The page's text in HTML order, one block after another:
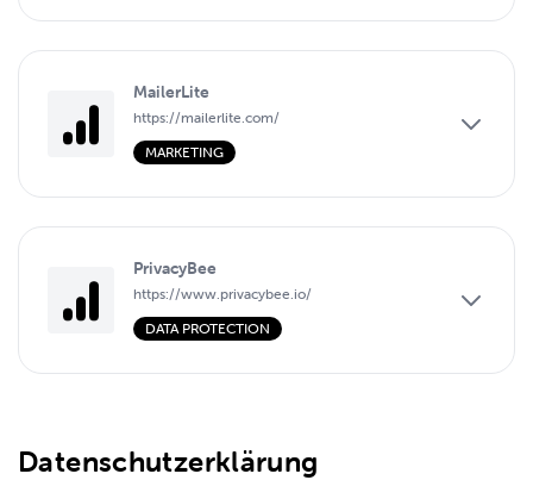
MailerLite
https://mailerlite.com/
MARKETING
PrivacyBee
https://www.privacybee.io/
DATA PROTECTION
Datenschutzerklärung